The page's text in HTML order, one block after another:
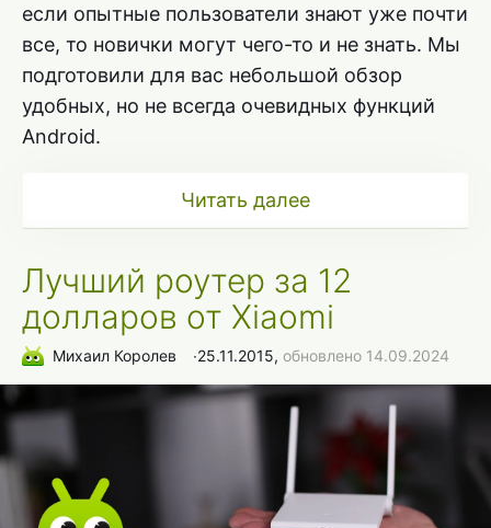
если опытные пользователи знают уже почти
все, то новички могут чего-то и не знать. Мы
подготовили для вас небольшой обзор
удобных, но не всегда очевидных функций
Android.
Читать далее
Лучший роутер за 12
долларов от Xiaomi
Михаил Королев ∙25.11.2015, обновлено 14.09.2024